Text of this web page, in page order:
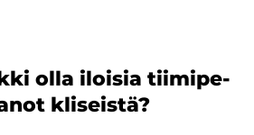
olla iloi­sia tii­mi­pe­
kli­seis­tä?